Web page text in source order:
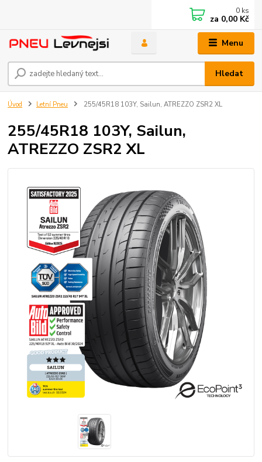
Menu
Hledat
0 ks
za 0,00 Kč
Úvod Letní Pneu 255/45R18 103Y, Sailun, ATREZZO ZSR2 XL
255/45R18 103Y, Sailun,
ATREZZO ZSR2 XL